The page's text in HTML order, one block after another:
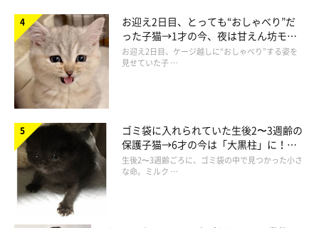
お迎え2日目、とっても“おしゃべり”だ
った子猫→1才の今、夜は甘えん坊モー
ドになるコに成長！
お迎え2日目、ケージ越しに“おしゃべり”する姿を
見せていた子 …
ゴミ袋に入れられていた生後2〜3週齢の
保護子猫→6才の今は「大黒柱」に！
美しい黒猫に成長した姿にグッとくる
生後2〜3週齢ごろに、ゴミ袋の中で見つかった小さ
な命。ミルク …